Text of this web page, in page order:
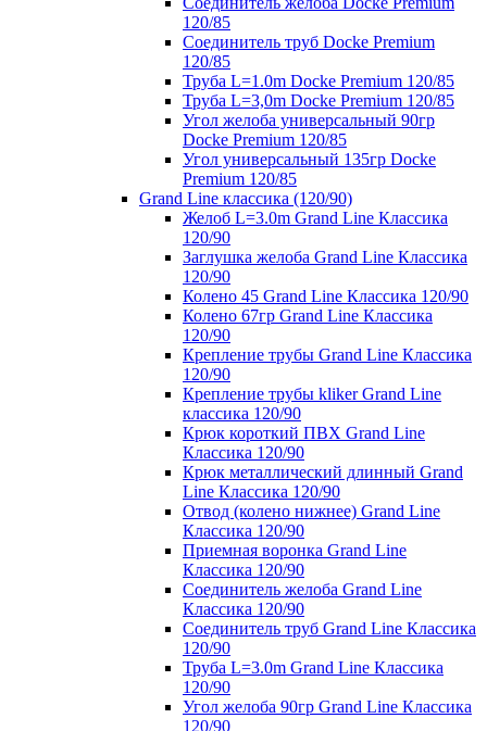
120/85
Соединитель труб Docke Premium
120/85
Труба L=1.0m Docke Premium 120/85
Труба L=3,0m Docke Premium 120/85
Угол желоба универсальный 90гр
Docke Premium 120/85
Угол универсальный 135гр Docke
Premium 120/85
Grand Line классика (120/90)
Желоб L=3.0m Grand Line Классика
120/90
Заглушка желоба Grand Line Классика
120/90
Колено 45 Grand Line Классика 120/90
Колено 67гр Grand Line Классика
120/90
Крепление трубы Grand Line Классика
120/90
Крепление трубы kliker Grand Line
классика 120/90
Крюк короткий ПВХ Grand Line
Классика 120/90
Крюк металлический длинный Grand
Line Классика 120/90
Отвод (колено нижнее) Grand Line
Классика 120/90
Приемная воронка Grand Line
Классика 120/90
Соединитель желоба Grand Line
Классика 120/90
Соединитель труб Grand Line Классика
120/90
Труба L=3.0m Grand Line Классика
120/90
Угол желоба 90гр Grand Line Классика
120/90